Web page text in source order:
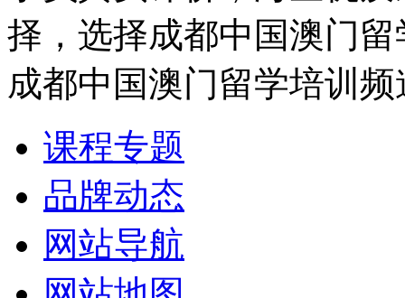
择，选择成都中国澳门
成都中国澳门留学培训频
课程专题
品牌动态
网站导航